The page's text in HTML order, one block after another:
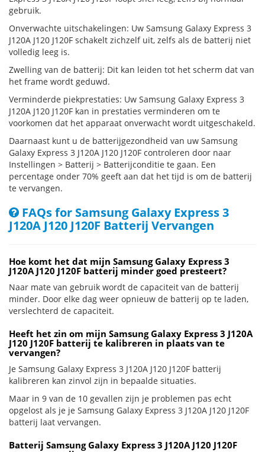
gebruik.
Onverwachte uitschakelingen: Uw Samsung Galaxy Express 3
J120A J120 J120F schakelt zichzelf uit, zelfs als de batterij niet
volledig leeg is.
Zwelling van de batterij: Dit kan leiden tot het scherm dat van
het frame wordt geduwd.
Verminderde piekprestaties: Uw Samsung Galaxy Express 3
J120A J120 J120F kan in prestaties verminderen om te
voorkomen dat het apparaat onverwacht wordt uitgeschakeld.
Daarnaast kunt u de batterijgezondheid van uw Samsung
Galaxy Express 3 J120A J120 J120F controleren door naar
Instellingen > Batterij > Batterijconditie te gaan. Een
percentage onder 70% geeft aan dat het tijd is om de batterij
te vervangen.
FAQs for Samsung Galaxy Express 3
J120A J120 J120F Batterij Vervangen
Hoe komt het dat mijn Samsung Galaxy Express 3
J120A J120 J120F batterij minder goed presteert?
Naar mate van gebruik wordt de capaciteit van de batterij
minder. Door elke dag weer opnieuw de batterij op te laden,
verslechterd de capaciteit.
Heeft het zin om mijn Samsung Galaxy Express 3 J120A
J120 J120F batterij te kalibreren in plaats van te
vervangen?
Je Samsung Galaxy Express 3 J120A J120 J120F batterij
kalibreren kan zinvol zijn in bepaalde situaties.
Maar in 9 van de 10 gevallen zijn je problemen pas echt
opgelost als je je Samsung Galaxy Express 3 J120A J120 J120F
batterij laat vervangen.
Batterij Samsung Galaxy Express 3 J120A J120 J120F